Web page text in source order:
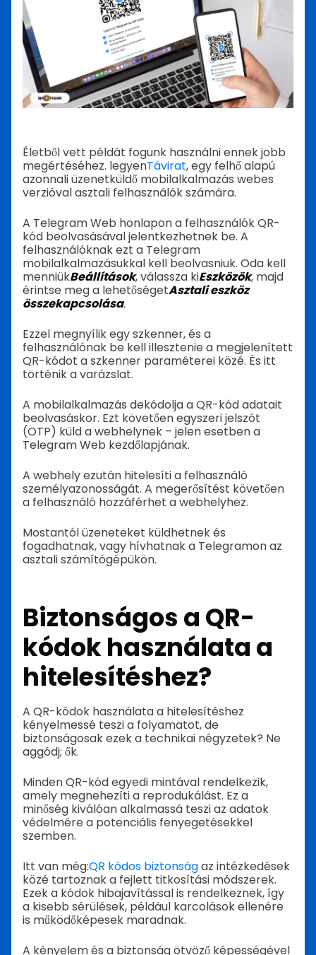
Életből vett példát fogunk használni ennek jobb
megértéséhez. legyenTávirat, egy felhő alapú
azonnali üzenetküldő mobilalkalmazás webes
verzióval asztali felhasználók számára.
A Telegram Web honlapon a felhasználók QR-
kód beolvasásával jelentkezhetnek be. A
felhasználóknak ezt a Telegram
mobilalkalmazásukkal kell beolvasniuk. Oda kell
menniükBeállítások, válassza kiEszközök, majd
érintse meg a lehetőségetAsztali eszköz
összekapcsolása.
Ezzel megnyílik egy szkenner, és a
felhasználónak be kell illesztenie a megjelenített
QR-kódot a szkenner paraméterei közé. És itt
történik a varázslat.
A mobilalkalmazás dekódolja a QR-kód adatait
beolvasáskor. Ezt követően egyszeri jelszót
(OTP) küld a webhelynek – jelen esetben a
Telegram Web kezdőlapjának.
A webhely ezután hitelesíti a felhasználó
személyazonosságát. A megerősítést követően
a felhasználó hozzáférhet a webhelyhez.
Mostantól üzeneteket küldhetnek és
fogadhatnak, vagy hívhatnak a Telegramon az
asztali számítógépükön.
Biztonságos a QR-
kódok használata a
hitelesítéshez?
A QR-kódok használata a hitelesítéshez
kényelmessé teszi a folyamatot, de
biztonságosak ezek a technikai négyzetek? Ne
aggódj; ők.
Minden QR-kód egyedi mintával rendelkezik,
amely megnehezíti a reprodukálást. Ez a
minőség kiválóan alkalmassá teszi az adatok
védelmére a potenciális fenyegetésekkel
szemben.
Itt van még:QR kódos biztonságaz intézkedések
közé tartoznak a fejlett titkosítási módszerek.
Ezek a kódok hibajavítással is rendelkeznek, így
a kisebb sérülések, például karcolások ellenére
is működőképesek maradnak.
A kényelem és a biztonság ötvöző képességével